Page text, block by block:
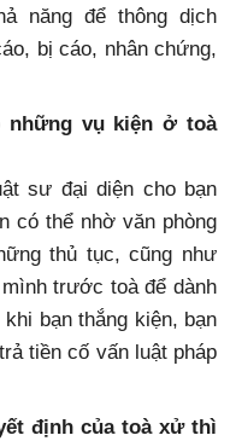
năng để thông dịch
bị cáo, nhân chứng,
những vụ kiện ở toà
sư đại diện cho bạn
có thể nhờ văn phòng
thủ tục, cũng như
trước toà để dành
bạn thắng kiện, bạn
tiền cố vấn luật pháp
định của toà xử thì